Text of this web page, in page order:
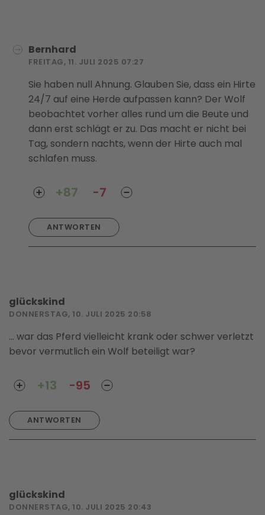
Bernhard
FREITAG, 11. JULI 2025 07:27
Sie haben null Ahnung. Glauben Sie, dass ein Hirte
24/7 auf eine Herde aufpassen kann? Der Wolf
beobachtet vorher alles rund um die Beute und
dann erst schlägt er zu. Das macht er nicht bei
Tag, sondern nachts, wenn der Hirte auch mal
schlafen muss.
ANTWORTEN
+87 -7
glückskind
DONNERSTAG, 10. JULI 2025 20:58
... war das Pferd vielleicht krank oder schwer verletzt
bevor vermutlich ein Wolf beteiligt war?
ANTWORTEN
+13 -95
glückskind
DONNERSTAG, 10. JULI 2025 20:43